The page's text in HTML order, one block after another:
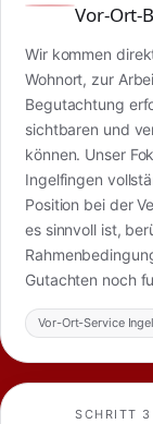
Vor-Ort-
Wir kommen
Wohnort, zur
Begutachtung
sichtbaren und
können. Unser
Ingelfingen
Position bei der
es sinnvoll ist,
Gutachten noch
Vor-Ort-Service
SCHRITT 3